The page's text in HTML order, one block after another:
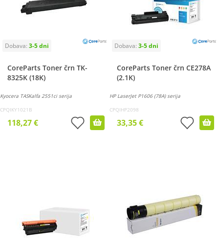
CoreParts Toner črn TK-
8325K (18K)
Kyocera TASKalfa 2551ci serija
CPQIKY1021B
118,27 €
CoreParts Toner črn CE278A
(2.1K)
HP LaserJet P1606 (78A) serija
CPQIHP2098
33,35 €